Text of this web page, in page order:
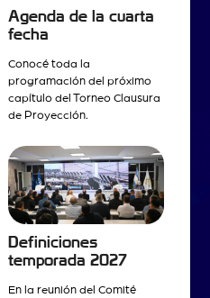
Agenda de la cuarta
fecha
Conocé toda la
programación del próximo
capítulo del Torneo Clausura
de Proyección.
Definiciones
temporada 2027
En la reunión del Comité